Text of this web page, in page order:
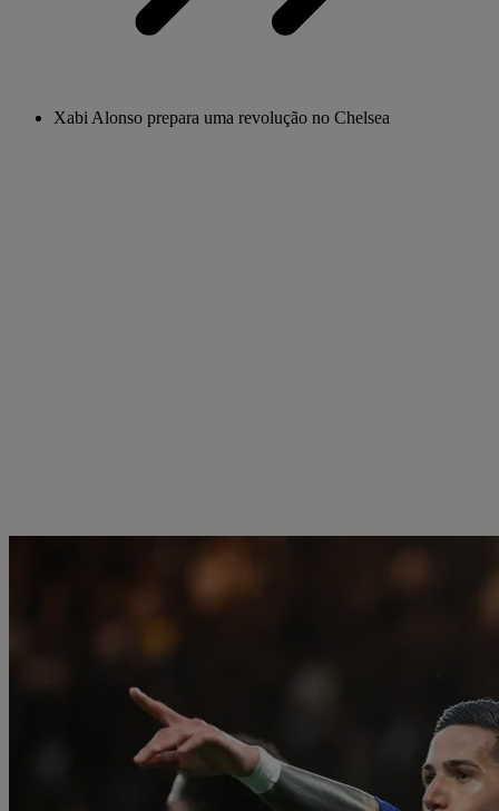
Xabi Alonso prepara uma revolução no Chelsea